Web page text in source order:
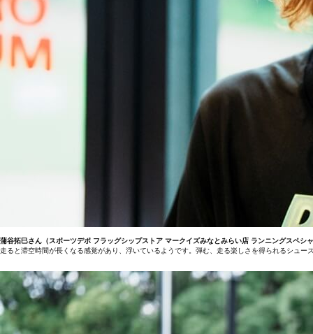
蒲谷拓巳さん（スポーツデポ フラッグシップストア マークイズみなとみらい店 ランニングスペシ
走ると滞空時間が長くなる感覚があり、浮いているようです。弾む、走る楽しさを得られるシュー